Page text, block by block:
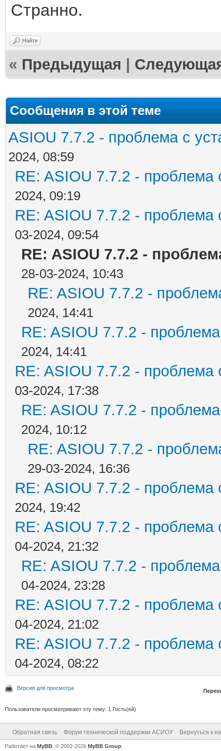
Странно.
Найти
« Предыдущая
Сообщения в этой теме
ASIOU 7.7.2 - проблема с
2024, 08:59
RE: ASIOU 7.7.2 - проблема
2024, 09:19
RE: ASIOU 7.7.2 - проблема
03-2024, 09:54
RE: ASIOU 7.7.2 -
28-03-2024, 10:43
RE: ASIOU 7.7.2 -
2024, 14:41
RE: ASIOU 7.7.2 -
2024, 14:41
RE: ASIOU 7.7.2 - проблема
03-2024, 17:38
RE: ASIOU 7.7.2 -
2024, 10:12
RE: ASIOU 7.7.2 -
29-03-2024, 16:36
RE: ASIOU 7.7.2 - проблема
2024, 19:42
RE: ASIOU 7.7.2 - проблема
04-2024, 21:32
RE: ASIOU 7.7.2 -
04-2024, 23:28
RE: ASIOU 7.7.2 - проблема
04-2024, 21:02
RE: ASIOU 7.7.2 - проблема
04-2024, 08:22
Версия для просмотра
Пользователи просматривают эту тему: 1 Гость(ей)
Обратная связь Форум технической поддержки АСИОУ Вернуться к
Работает на MyBB , © 2002-2026 MyBB Group